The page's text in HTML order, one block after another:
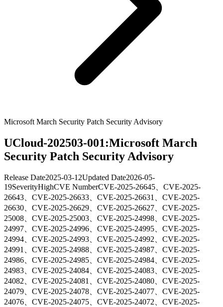
Microsoft March Security Patch Security Advisory
UCloud-202503-001:Microsoft March
Security Patch Security Advisory
Release Date2025-03-12Updated Date2026-05-
19SeverityHighCVE NumberCVE-2025-26645、CVE-2025-
26643、CVE-2025-26633、CVE-2025-26631、CVE-2025-
26630、CVE-2025-26629、CVE-2025-26627、CVE-2025-
25008、CVE-2025-25003、CVE-2025-24998、CVE-2025-
24997、CVE-2025-24996、CVE-2025-24995、CVE-2025-
24994、CVE-2025-24993、CVE-2025-24992、CVE-2025-
24991、CVE-2025-24988、CVE-2025-24987、CVE-2025-
24986、CVE-2025-24985、CVE-2025-24984、CVE-2025-
24983、CVE-2025-24084、CVE-2025-24083、CVE-2025-
24082、CVE-2025-24081、CVE-2025-24080、CVE-2025-
24079、CVE-2025-24078、CVE-2025-24077、CVE-2025-
24076、CVE-2025-24075、CVE-2025-24072、CVE-2025-